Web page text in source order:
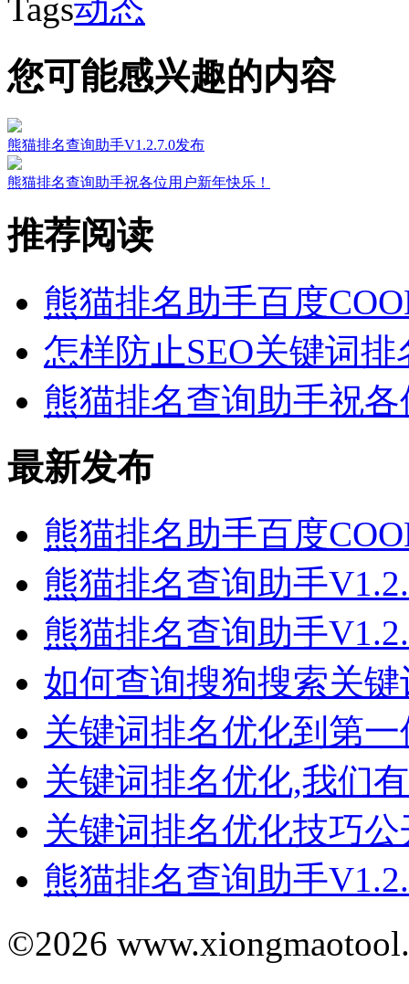
Tags动态
您可能感兴趣的内容
熊猫排名查询助手V1.2.7.0发布
熊猫排名查询助手祝各位用户新年快乐！
推荐阅读
熊猫排名助手百度
怎样防止SEO关键词排
熊猫排名查询助手祝
最新发布
熊猫排名助手百度
熊猫排名查询助手
熊猫排名查询助手
如何查询搜狗搜索关
关键词排名优化到第
关键词排名优化,我们
关键词排名优化技巧公
熊猫排名查询助手
©2026